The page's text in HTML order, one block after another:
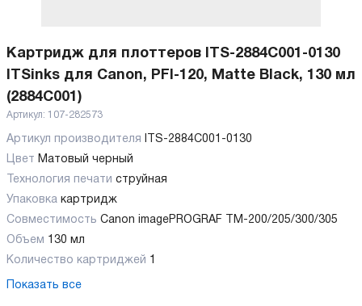
Картридж для плоттеров ITS-2884C001-0130
ITSinks для Canon, PFI-120, Matte Black, 130 мл
(2884C001)
Артикул: 107-282573
Артикул производителя
ITS-2884C001-0130
Цвет Матовый черный
Технология печати струйная
Упаковка картридж
Совместимость Canon imagePROGRAF TM-200/205/300/305
Объем
130 мл
Количество картриджей
1
Показать все